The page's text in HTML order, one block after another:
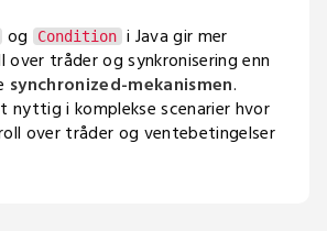
og Condition i Java gir mer
over tråder og synkronisering enn
synchronized-mekanismen.
nyttig i komplekse scenarier hvor
over tråder og ventebetingelser